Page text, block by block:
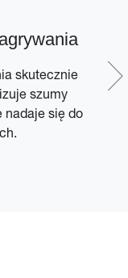
skutecznie
szumy
nadaje się do